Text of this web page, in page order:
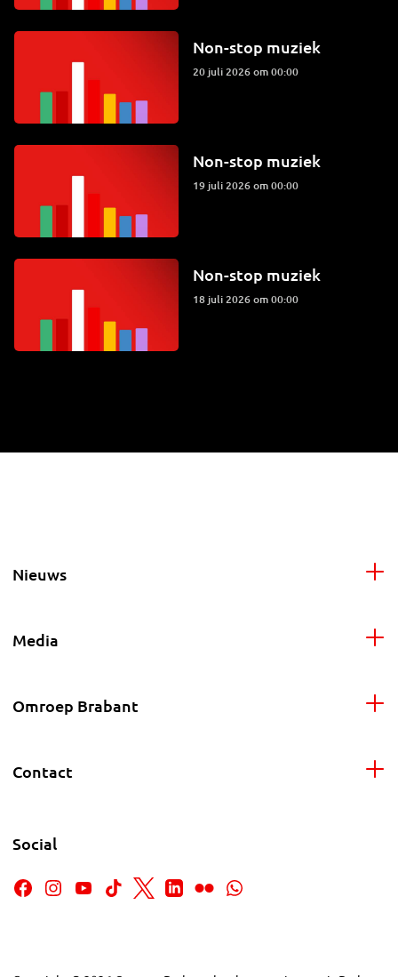
Non-stop muziek
20 juli 2026 om 00:00
Non-stop muziek
19 juli 2026 om 00:00
Non-stop muziek
18 juli 2026 om 00:00
Nieuws
Media
Omroep Brabant
Contact
Social